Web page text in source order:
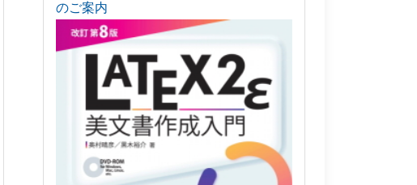
のご案内